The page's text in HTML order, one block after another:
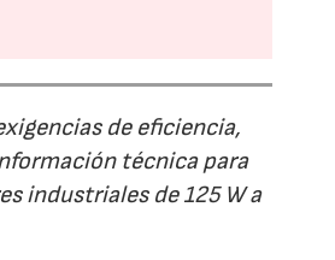
de eficiencia,
técnica para
industriales de 125 W a